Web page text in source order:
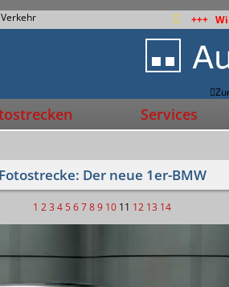
+++
Services
Fotostrecke: Der neue 1er-BMW
1 23 4 56789 10 11 12 13 14